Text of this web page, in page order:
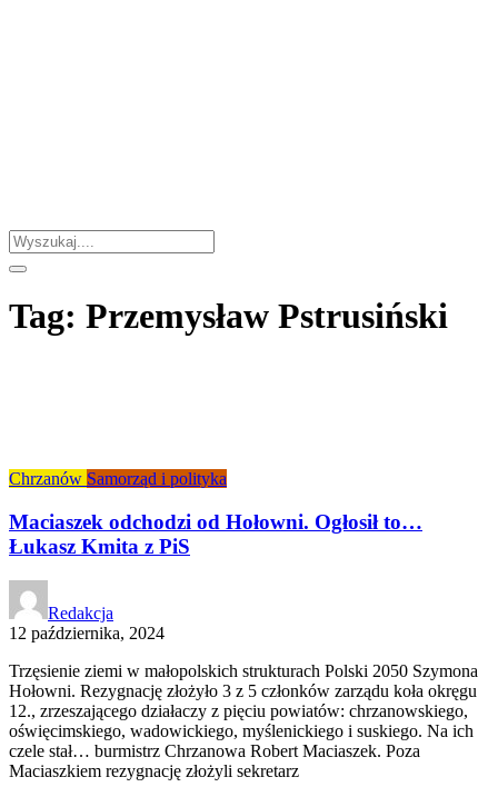
Tag: Przemysław Pstrusiński
Chrzanów Samorząd i polityka
Maciaszek odchodzi od Hołowni. Ogłosił to…
Łukasz Kmita z PiS
Redakcja
12 października, 2024
Trzęsienie ziemi w małopolskich strukturach Polski 2050 Szymona
Hołowni. Rezygnację złożyło 3 z 5 członków zarządu koła okręgu
12., zrzeszającego działaczy z pięciu powiatów: chrzanowskiego,
oświęcimskiego, wadowickiego, myślenickiego i suskiego. Na ich
czele stał… burmistrz Chrzanowa Robert Maciaszek. Poza
Maciaszkiem rezygnację złożyli sekretarz